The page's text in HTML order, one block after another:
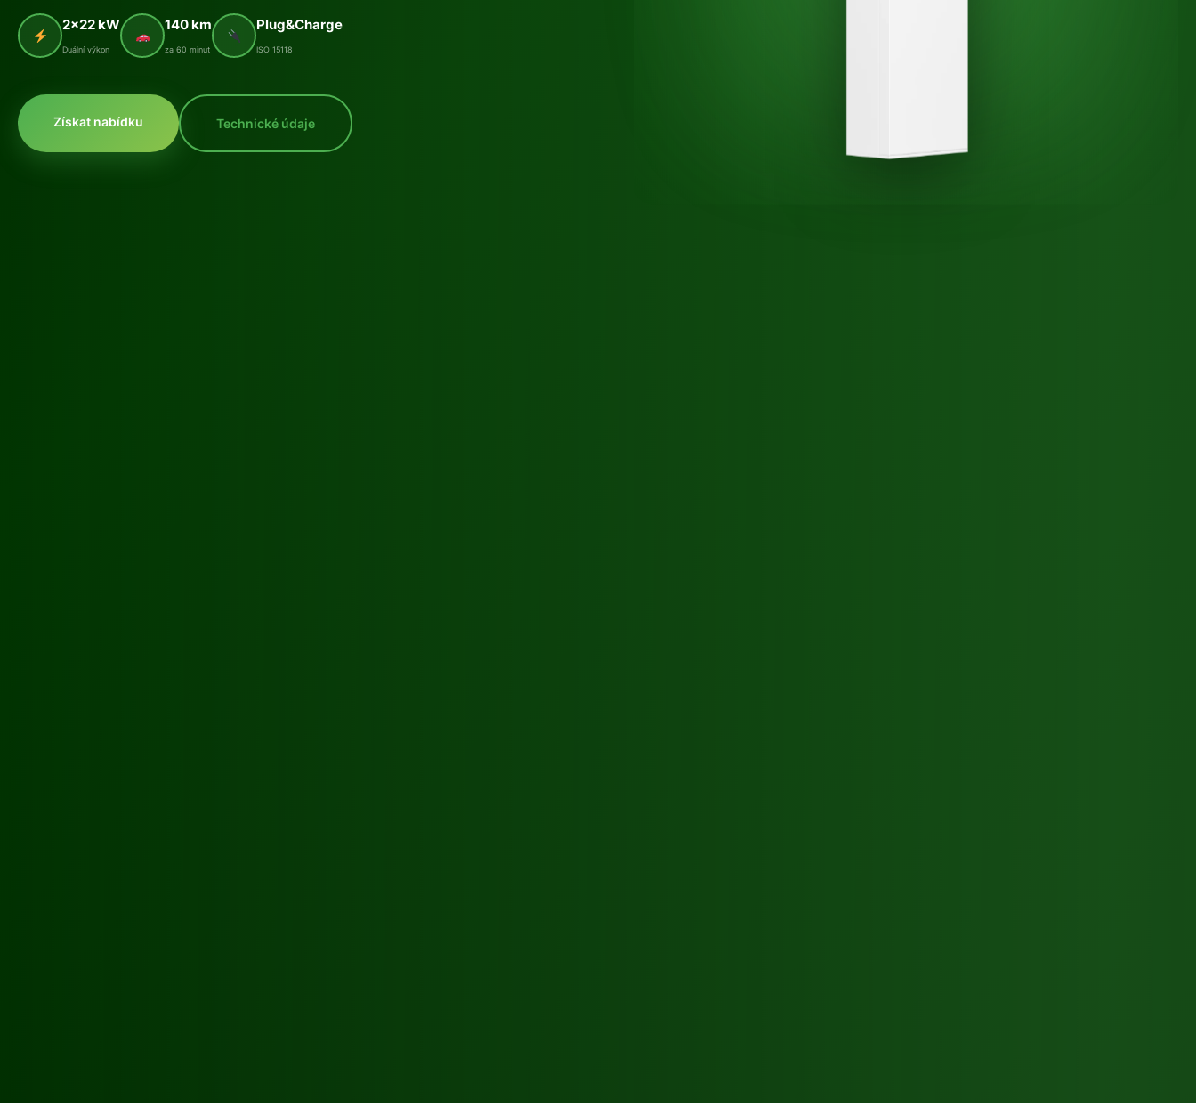
2×22 kW
Duální výkon
140 km
za 60 minut
Plug&Charge
ISO 15118
Získat nabídku Technické údaje